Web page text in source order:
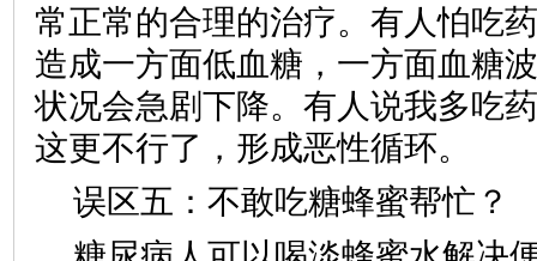
常正常的合理的治疗。有人怕吃
造成一方面低血糖，一方面血糖
状况会急剧下降。有人说我多吃
这更不行了，形成恶性循环。
误区五：不敢吃糖蜂蜜帮忙？